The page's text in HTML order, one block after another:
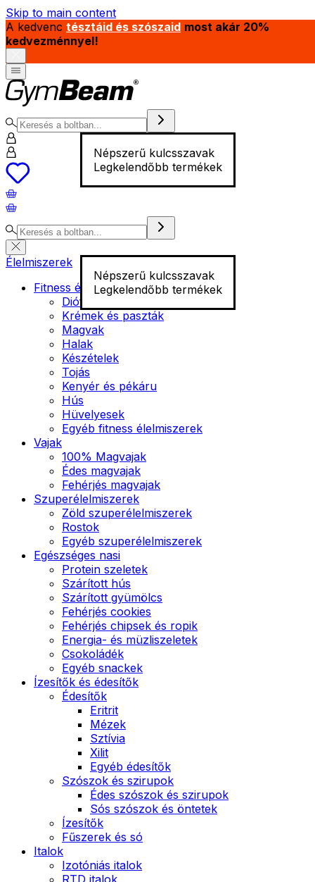
Skip to main content
A kedvenc tésztáid és szószaid most akár 20%
kedvezménnyel!
Népszerű kulcsszavak
Legkelendőbb termékek
Népszerű kulcsszavak
Legkelendőbb termékek
Élelmiszerek
Fitness élelmiszer
Diófélék
Krémek és paszták
Magvak
Halak
Készételek
Tojás
Kenyér és pékáru
Hús
Hüvelyesek
Egyéb fitness élelmiszerek
Vajak
100% Magvajak
Édes magvajak
Fehérjés magvajak
Szuperélelmiszerek
Zöld szuperélelmiszerek
Rostok
Egyéb szuperélelmiszerek
Egészséges nasi
Protein szeletek
Szárított hús
Szárított gyümölcs
Fehérjés cookies
Fehérjés chipsek és ropik
Energia- és müzliszeletek
Csokoládék
Egyéb snackek
Ízesítők és édesítők
Édesítők
Eritrit
Mézek
Sztívia
Xilit
Egyéb édesítők
Szószok és szirupok
Édes szószok és szirupok
Sós szószok és öntetek
Ízesítők
Fűszerek és só
Italok
Izotóniás italok
RTD italok